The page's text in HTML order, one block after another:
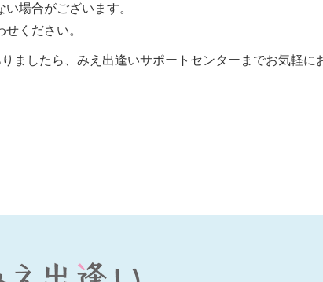
場合がございます。
ください。
ましたら、みえ出逢いサポートセンターまでお気軽に